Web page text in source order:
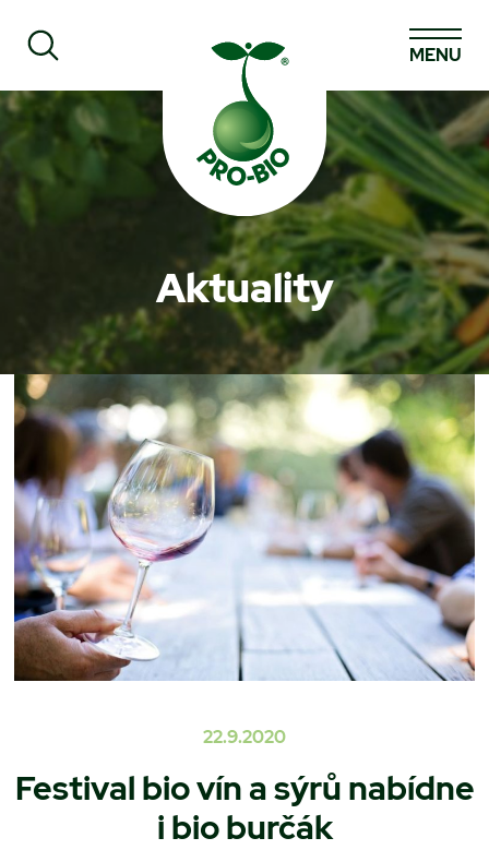
Prohledat PRO-BIO
MENU
Aktuality
22.9.2020
Festival bio vín a sýrů nabídne
i bio burčák